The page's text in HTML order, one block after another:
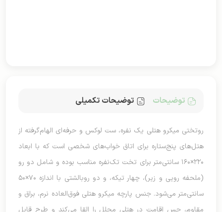
توضیحات توضیحات تکمیلی
روتختی میکرو هتلی یک نفره، ست لوکس و حرفه‌ای الهام‌گرفته از
هتل‌های پنج‌ستاره برای اتاق خواب‌های شخصی است که با ابعاد
۲۲۰×۱۶۰ سانتی‌متر برای تخت تک‌نفره مناسب بوده و شامل دو رو
(ملحفه رویی و زیر)، چهار تیکه، و دو روبالشتی با اندازه ۷۰×۵۰
سانتی‌متر می‌شود. جنس پارچه میکرو هتلی فوق‌العاده نرم، براق و
مقاوم، حس اقامت در هتلی مجلل را القا می‌کند و طرح قابل